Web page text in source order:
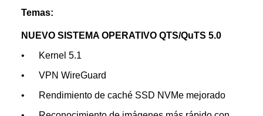
Temas:
NUEVO SISTEMA OPERATIVO QTS/QuTS 5.0
• Kernel 5.1
• VPN WireGuard
• Rendimiento de caché SSD NVMe mejorado